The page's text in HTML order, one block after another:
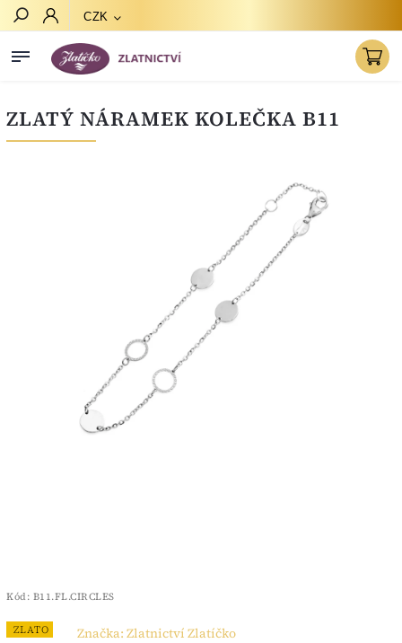
CZK
ZLATÝ NÁRAMEK KOLEČKA B11
Kód: B11.FL.CIRCLES
ZLATO Značka: Zlatnictví Zlatíčko